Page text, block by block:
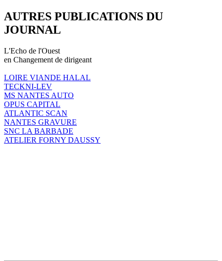
AUTRES PUBLICATIONS DU
JOURNAL
L'Echo de l'Ouest
en Changement de dirigeant
LOIRE VIANDE HALAL
TECKNI-LEV
MS NANTES AUTO
OPUS CAPITAL
ATLANTIC SCAN
NANTES GRAVURE
SNC LA BARBADE
ATELIER FORNY DAUSSY